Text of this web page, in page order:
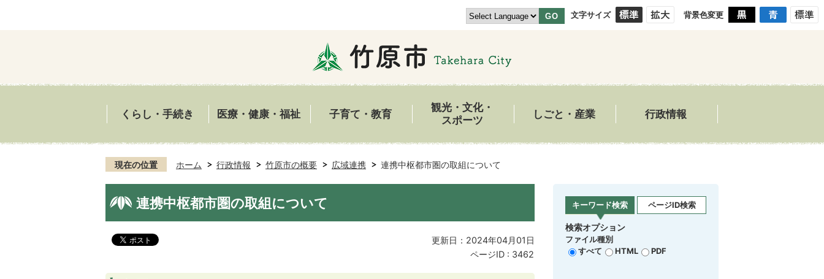
GO 文字サイズ 背景色変更
くらし・手続き 医療・健康・福祉 子育て・教育
観光・文化・
スポーツ
しごと・産業 行政情報
現在の位置 ホーム 行政情報 竹原市の概要 広域連携 連携中枢都市圏の取組について
連携中枢都市圏の取組について
更新日：2024年04月01日
ページID : 3462
キーワード検索 ページID検索
検索オプション
ファイル種別
すべて
HTML PDF